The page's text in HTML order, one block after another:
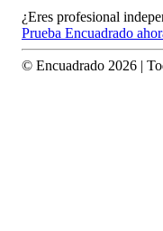
¿Eres profesional
Prueba Encuadrado
© Encuadrado 2026 |